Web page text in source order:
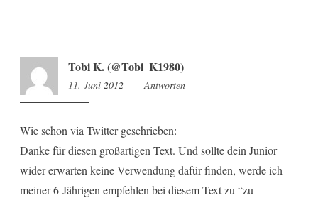
Tobi K. (@Tobi_K1980)
11. Juni 2012 15:58
Antworten
Wie schon via Twitter geschrieben:
Danke für diesen großartigen Text. Und sollte dein Junior
wider erwarten keine Verwendung dafür finden, werde ich
meiner 6-Jährigen empfehlen bei diesem Text zu “zu-